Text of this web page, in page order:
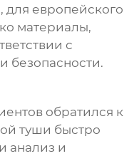
для европейского
материалы,
с
безопасности.
обратился к
туши быстро
анализ и